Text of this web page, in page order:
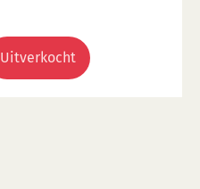
Uitverkocht